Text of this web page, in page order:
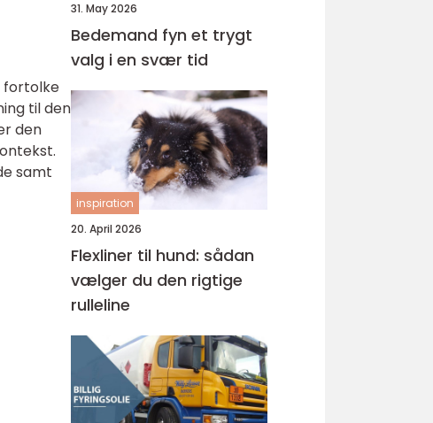
fortolke
til den
den
samt
31. May 2026
Bedemand fyn et trygt
valg i en svær tid
inspiration
20. April 2026
Flexliner til hund: sådan
vælger du den rigtige
rulleline